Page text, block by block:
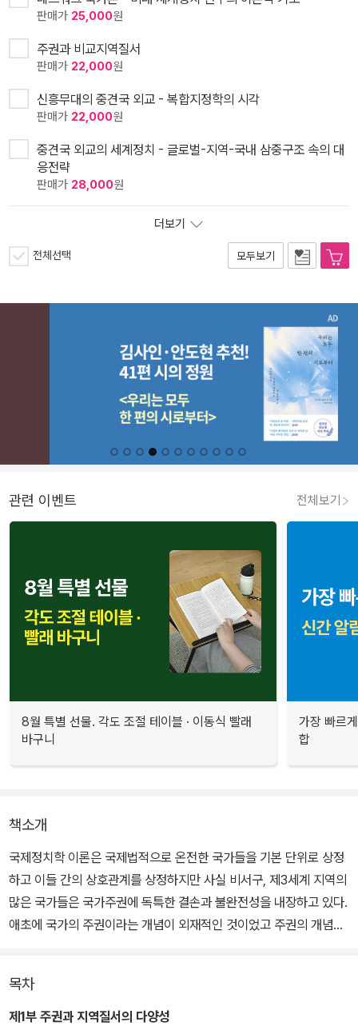
판매가 25,000원
주권과 비교지역질서
판매가 22,000원
신흥무대의 중견국 외교 - 복합지정학의 시각
판매가 22,000원
중견국 외교의 세계정치 - 글로벌-지역-국내 삼중구조 속의 대
응전략
판매가 28,000원
더보기
전체선택 모두보기
관련 이벤트 전체보기
8월 특별 선물. 각도 조절 테이블 · 이동식 빨래
바구니
가장 빠르
합
책소개
국제정치학 이론은 국제법적으로 온전한 국가들을 기본 단위로 상정
하고 이들 간의 상호관계를 상정하지만 사실 비서구, 제3세계 지역의
많은 국가들은 국가주권에 독특한 결손과 불완전성을 내장하고 있다.
애초에 국가의 주권이라는 개념이 외재적인 것이었고 주권의 개념도
국내의 독립 추진 세력들 간의 갈등과 경쟁 등 많은 요인들이 작용하
였다.
목차
제1부 주권과 지역질서의 다양성